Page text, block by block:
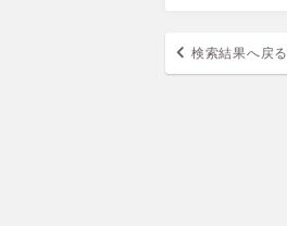
検索結果へ戻る